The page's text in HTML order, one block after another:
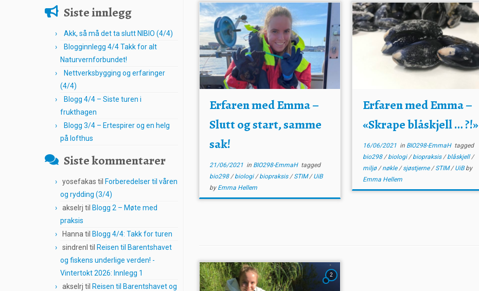
Siste innlegg
Akk, så må det ta slutt NIBIO (4/4)
Blogginnlegg 4/4 Takk for alt
Naturvernforbundet!
Nettverksbygging og erfaringer
(4/4)
Blogg 4/4 – Siste turen i
frukthagen
Blogg 3/4 – Ertespirer og en helg
på lofthus
Siste kommentarer
yosefakas til Forberedelser til våren
og rydding (3/4)
akselrj til Blogg 2 – Møte med
praksis
Hanna til Blogg 4/4: Takk for turen
sindrenl til Reisen til Barentshavet
og fiskens underlige verden! -
Vintertokt 2026: Innlegg 1
akselrj til Reisen til Barentshavet og
Erfaren med Emma –
Slutt og start, samme
sak!
21/06/2021 in BIO298-EmmaH tagged
bio298/biologi/biopraksis/STIM/UiB
by Emma Hellem
Erfaren med Emma –
«Skrape blåskjell … ?!»
16/06/2021in BIO298-EmmaH tagged
bio298/biologi/biopraksis/blåskjell/
miljø/nøkle/sjøstjerne/STIM/UiBby
Emma Hellem
2